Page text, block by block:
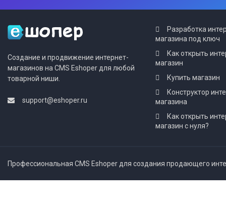
Создание и продвижение интернет-
магазинов на CMS Eshoper для любой
товарной ниши.
support@eshoper.ru
Разработка
магазина под ключ
Как открыть
магазин
Купить магазин
Конструктор
магазина
Как открыть
магазин с нуля?
Профессиональная CMS Eshoper для создания продающего